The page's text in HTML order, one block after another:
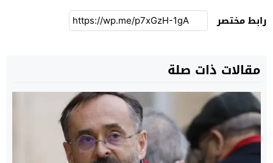
رابط مختصر
مقالات ذات صلة